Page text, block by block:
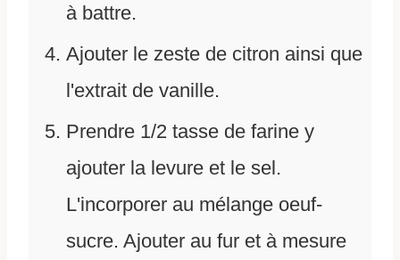
à battre.
Ajouter le zeste de citron ainsi que
l'extrait de vanille.
Prendre 1/2 tasse de farine y
ajouter la levure et le sel.
L'incorporer au mélange oeuf-
sucre. Ajouter au fur et à mesure